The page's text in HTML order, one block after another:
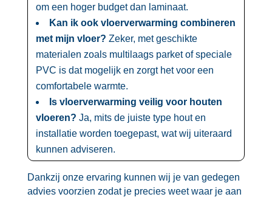
om een hoger budget dan laminaat.​
Kan ik ook vloerverwarming combineren
met mijn vloer? Zeker, met geschikte
materialen zoals multilaags parket of speciale
PVC is dat mogelijk en zorgt het voor een
comfortabele warmte.​
Is vloerverwarming veilig voor houten
vloeren? Ja, mits de juiste type hout en
installatie worden toegepast, wat wij uiteraard
kunnen adviseren.​
Dankzij onze ervaring kunnen wij je van gedegen
advies voorzien zodat je precies weet waar je aan